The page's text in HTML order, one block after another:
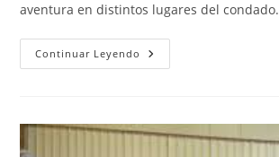
aventura en distintos lugares del condado.
Continuar Leyendo Hertfordshire
Scouts